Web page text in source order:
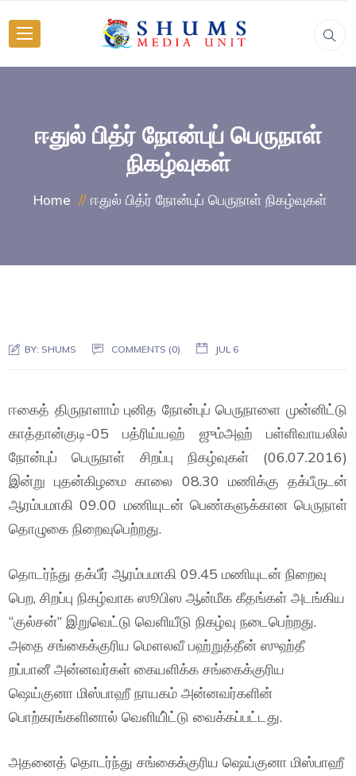
ஈதுல் பித்ர் நோன்புப் பெருநாள்
நிகழ்வுகள்
Home ஈதுல் பித்ர் நோன்புப் பெருநாள் நிகழ்வுகள்
BY: SHUMS COMMENTS (0) JUL 6
ஈகைத் திருநாளாம் புனித நோன்புப் பெருநாளை முன்னிட்டு
காத்தான்குடி-05 பத்ரிய்யஹ் ஜும்அஹ் பள்ளிவாயலில்
நோன்புப் பெருநாள் சிறப்பு நிகழ்வுகள் (06.07.2016)
இன்று புதன்கிழமை காலை 08.30 மணிக்கு தக்பீருடன்
ஆரம்பமாகி 09.00 மணியுடன் பெண்களுக்கான பெருநாள்
தொழுகை நிறைவுபெற்றது.
தொடர்ந்து தக்பீர் ஆரம்பமாகி 09.45 மணியுடன் நிறைவு
பெற, சிறப்பு நிகழ்வாக ஸூபிஸ ஆன்மீக கீதங்கள் அடங்கிய
“குல்சன்” இறுவெட்டு வெளியீடு நிகழ்வு நடைபெற்றது.
அதை சங்கைக்குரிய மௌலவீ பஹ்றுத்தீன் ஸுஹ்தீ
றப்பானீ அன்னவர்கள் கையளிக்க சங்கைக்குரிய
ஷெய்குனா மிஸ்பாஹீ நாயகம் அன்னவர்களின்
பொற்கரங்களினால் வெளியி்ட்டு வைக்கப்பட்டது.
அதனைத் தொடர்ந்து சங்கைக்குரிய ஷெய்குனா மிஸ்பாஹீ